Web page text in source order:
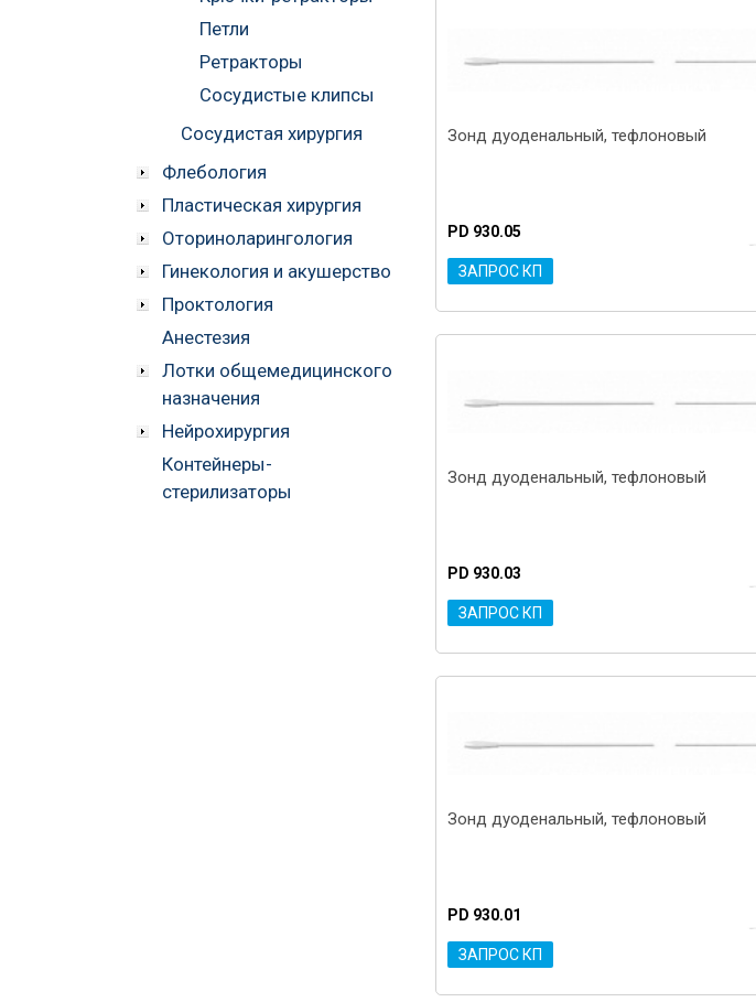
Петли
Ретракторы
Сосудистые клипсы
Сосудистая хирургия
Флебология
Пластическая хирургия
Оториноларингология
Гинекология и акушерство
Проктология
Анестезия
Лотки общемедицинского
назначения
Нейрохирургия
Контейнеры-
стерилизаторы
Зонд дуоденальный, тефлоновый
PD 930.05
ЗАПРОС КП
Зонд дуоденальный, тефлоновый
PD 930.03
ЗАПРОС КП
Зонд дуоденальный, тефлоновый
PD 930.01
ЗАПРОС КП